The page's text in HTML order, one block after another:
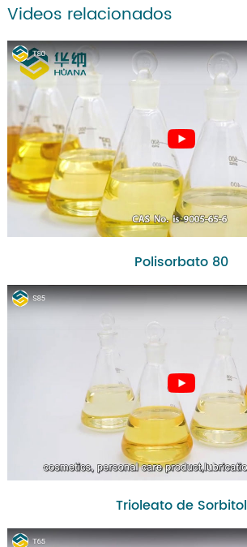
Videos relacionados
Polisorbato 80
Trioleato de Sorbitol